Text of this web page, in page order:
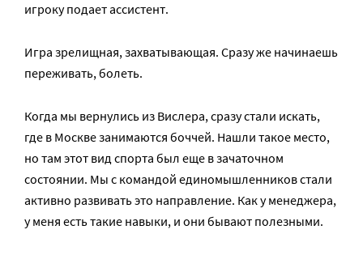
игроку подает ассистент.
Игра зрелищная, захватывающая. Сразу же начинаешь
переживать, болеть.
Когда мы вернулись из Вислера, сразу стали искать,
где в Москве занимаются боччей. Нашли такое место,
но там этот вид спорта был еще в зачаточном
состоянии. Мы с командой единомышленников стали
активно развивать это направление. Как у менеджера,
у меня есть такие навыки, и они бывают полезными.